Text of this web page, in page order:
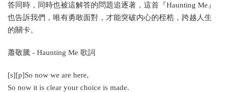
答同時，同時也被這解答的問題追逐著，這首『Haunting Me』
也告訴我們，唯有勇敢面對，才能突破内心的桎梏，跨越人生
的關卡。
蕭敬騰 - Haunting Me 歌詞
[s][p]So now we are here,
So now it is clear your choice is made.